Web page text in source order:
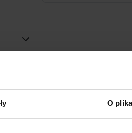
O
favorite_border